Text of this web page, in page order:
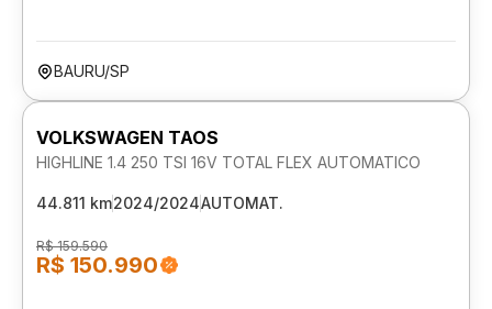
BAURU/SP
VOLKSWAGEN TAOS
HIGHLINE 1.4 250 TSI 16V TOTAL FLEX AUTOMATICO
44.811 km2024/2024AUTOMAT.
R$ 159.590
R$ 150.990